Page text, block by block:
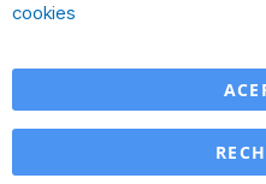
cookies